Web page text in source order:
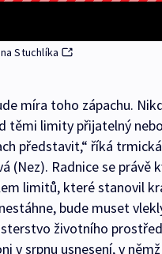
Stuchlíka
míra toho zápachu.
těmi limity přijatelný nebo
představit,“ říká
(Nez). Radnice se právě
limitů, které stanovil
bude muset
životního
v srpnu usnesení, v